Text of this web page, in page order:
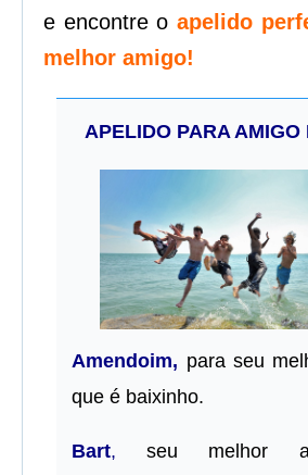
e encontre oapelido
melhor amigo!
APELIDO PARA AMIGO
Amendoim, para seu
que é baixinho.
Bart, seu melhor